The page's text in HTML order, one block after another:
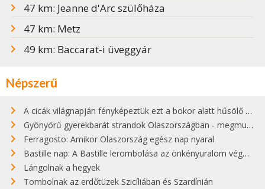
47 km: Jeanne d'Arc szülőháza
47 km: Metz
49 km: Baccarat-i üveggyár
Népszerű
A cicák világnapján fényképeztük ezt a bokor alatt hűsölő cicát Kisorosziban
Gyönyörű gyerekbarát strandok Olaszországban - megmutatjuk a 15 legjobbat
Ferragosto: Amikor Olaszország egész nap nyaral
Bastille nap: A Bastille lerombolása az önkényuralom végét jelentette
Lángolnak a hegyek
Tombolnak az erdőtüzek Szicíliában és Szardínián